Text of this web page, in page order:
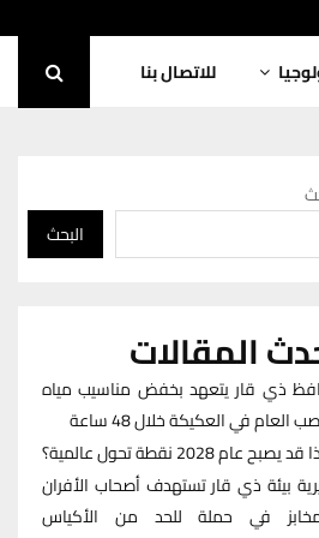
للاتصال بنا
البحث
المقالات
ذي قار يتعهد بخفض مناسيب مياه
العام في العكيكة خلال 48 ساعة
عام 2028 نقطة تحول عالمية؟
بيئة ذي قار تستهدف أصحاب الأفران
في حملة للحد من الأكياس